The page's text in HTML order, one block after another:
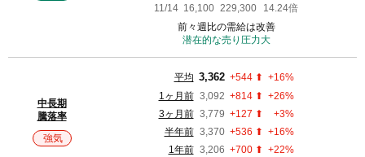
11/14 16,100 229,300
14.24倍
前々週比の需給は改善
潜在的な売り圧力大
中長期
騰落率
強気
平均 3,362 +544 ⬆︎ +16%
1ヶ月前 3,092 +814 ⬆︎ +26%
3ヶ月前 3,779 +127 ⬆︎
+3%
半年前 3,370 +536 ⬆︎ +16%
1年前 3,206 +700 ⬆︎ +22%